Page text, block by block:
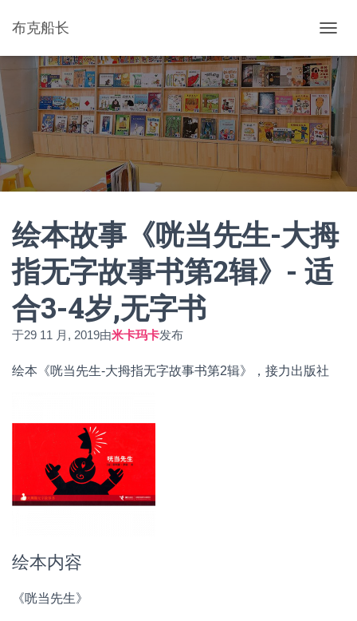
布克船长
换
导
航
绘本故事《咣当先生-大拇
指无字故事书第2辑》- 适
合3-4岁,无字书
于29 11 月, 2019由米卡玛卡发布
绘本《咣当先生-大拇指无字故事书第2辑》，接力出版社
绘本内容
《咣当先生》